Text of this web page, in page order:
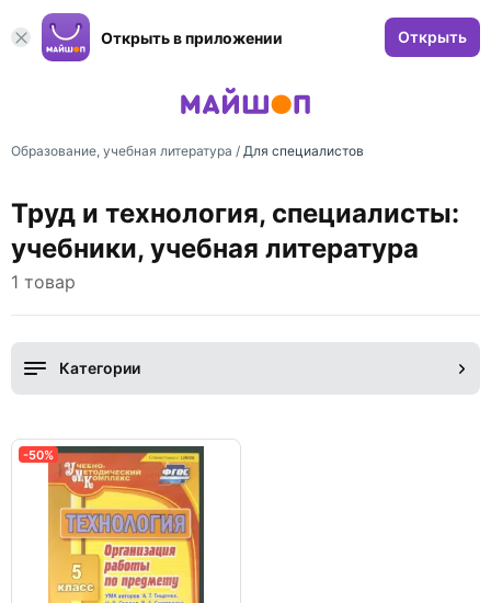
Открыть в приложении Открыть
Образование, учебная литература / Для специалистов
Труд и технология, специалисты:
учебники, учебная литература
1 товар
Категории
-50%